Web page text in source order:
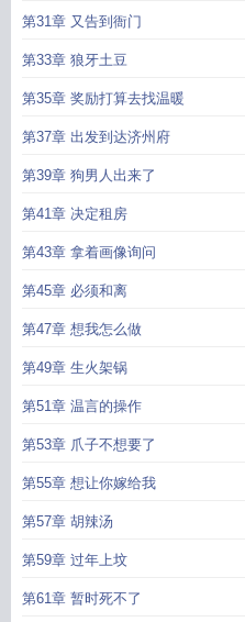
第31章 又告到衙门
第33章 狼牙土豆
第35章 奖励打算去找温暖
第37章 出发到达济州府
第39章 狗男人出来了
第41章 决定租房
第43章 拿着画像询问
第45章 必须和离
第47章 想我怎么做
第49章 生火架锅
第51章 温言的操作
第53章 爪子不想要了
第55章 想让你嫁给我
第57章 胡辣汤
第59章 过年上坟
第61章 暂时死不了